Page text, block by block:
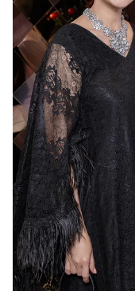
Sản phẩm khác
Tiện ích
Thông tin tòa
Đọc Thanh Niên